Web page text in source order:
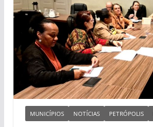
MUNICÍPIOS NOTÍCIAS PETRÓPOLIS